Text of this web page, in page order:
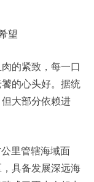
望
的紧致，每一口
的心头好。据统
大部分依赖进
里管辖海域面
具备发展深远海